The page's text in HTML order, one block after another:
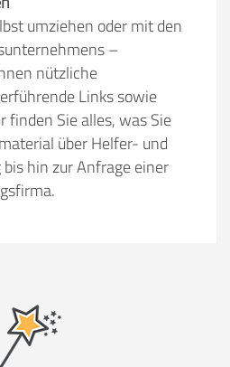
umziehen oder mit den
–
nützliche
Links sowie
finden Sie alles, was Sie
über Helfer- und
hin zur Anfrage einer